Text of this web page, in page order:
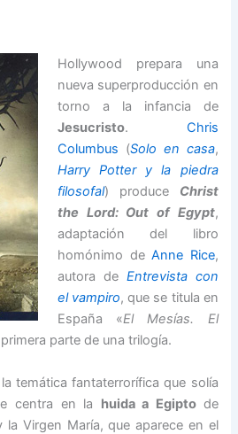
Hollywood prepara una
nueva superproducción en
torno a la infancia de
Jesucristo. Chris
Columbus (Solo en casa,
Harry Potter y la piedra
filosofal) produce Christ
the Lord: Out of Egypt,
adaptación del libro
homónimo deAnne Rice,
autora de Entrevista con
el vampiro, que se titula en
España «El Mesías. El
parte de una trilogía.
temática fantaterrorífica que solía
centra en la huida a Egipto de
Virgen María, que aparece en el